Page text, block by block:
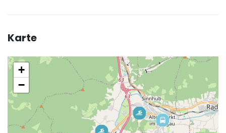
Karte
+
−